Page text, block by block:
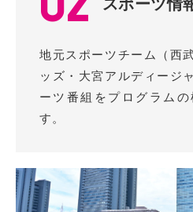
スポーツ情
地元スポーツチーム（西
ッズ・大宮アルディージ
ーツ番組をプログラム
す。